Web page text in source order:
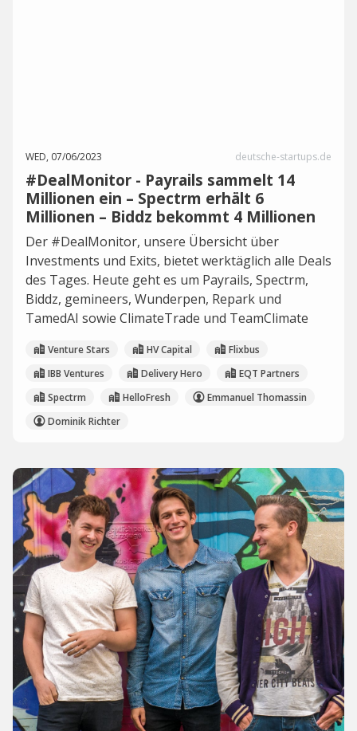
WED, 07/06/2023 deutsche-startups.de
#DealMonitor - Payrails sammelt 14
Millionen ein – Spectrm erhält 6
Millionen – Biddz bekommt 4 Millionen
Der #DealMonitor, unsere Übersicht über
Investments und Exits, bietet werktäglich alle Deals
des Tages. Heute geht es um Payrails, Spectrm,
Biddz, gemineers, Wunderpen, Repark und
TamedAI sowie ClimateTrade und TeamClimate
Venture Stars HV Capital
Flixbus
IBB Ventures
Delivery Hero
EQT Partners
Spectrm
HelloFresh
Emmanuel Thomassin
Dominik Richter